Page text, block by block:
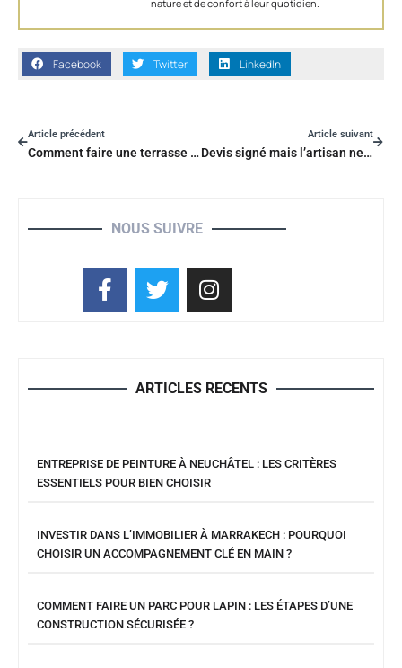
nature et de confort à leur quotidien.
Facebook Twitter LinkedIn
Article précédent
Comment faire une terrasse en dalle sur de la terre durablement?
Article suivant
Devis signé mais l’artisan ne vient pas : le recours en 7 étapes ?
NOUS SUIVRE
ARTICLES RECENTS
ENTREPRISE DE PEINTURE À NEUCHÂTEL : LES CRITÈRES
ESSENTIELS POUR BIEN CHOISIR
INVESTIR DANS L’IMMOBILIER À MARRAKECH : POURQUOI
CHOISIR UN ACCOMPAGNEMENT CLÉ EN MAIN ?
COMMENT FAIRE UN PARC POUR LAPIN : LES ÉTAPES D’UNE
CONSTRUCTION SÉCURISÉE ?